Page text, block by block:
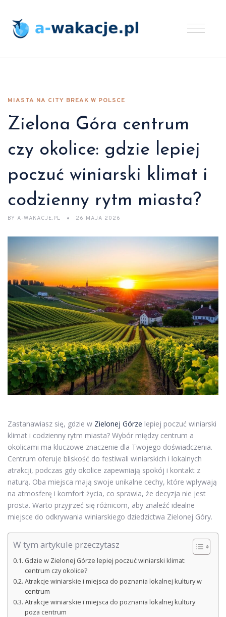
MIASTA NA CITY BREAK W POLSCE
Zielona Góra centrum
czy okolice: gdzie lepiej
poczuć winiarski klimat i
codzienny rytm miasta?
BY A-WAKACJE.PL 26 MAJA 2026
Zastanawiasz się, gdzie w Zielonej Górze lepiej poczuć winiarski
klimat i codzienny rytm miasta? Wybór między centrum a
okolicami ma kluczowe znaczenie dla Twojego doświadczenia.
Centrum oferuje bliskość do festiwali winiarskich i lokalnych
atrakcji, podczas gdy okolice zapewniają spokój i kontakt z
naturą. Oba miejsca mają swoje unikalne cechy, które wpływają
na atmosferę i komfort życia, co sprawia, że decyzja nie jest
prosta. Warto przyjrzeć się różnicom, aby znaleźć idealne
miejsce do odkrywania winiarskiego dziedzictwa Zielonej Góry.
W tym artykule przeczytasz
Gdzie w Zielonej Górze lepiej poczuć winiarski klimat:
centrum czy okolice?
Atrakcje winiarskie i miejsca do poznania lokalnej kultury w
centrum
Atrakcje winiarskie i miejsca do poznania lokalnej kultury
poza centrum